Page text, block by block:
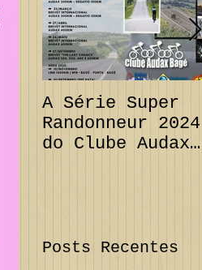
A Série Super
Randonneur 2024
do Clube Audax
Posts Recentes